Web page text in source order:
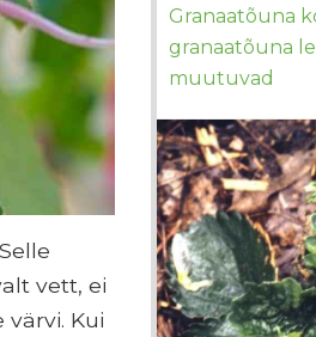
vett, ei
Kui
Granaatõuna
granaatõuna
muutuvad